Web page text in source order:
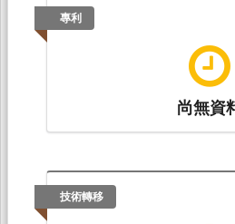
與社會：臺灣史與社會網
本源中華文化教育基金會
系、林本源中華文化教育
專利
尚無資
技術轉移